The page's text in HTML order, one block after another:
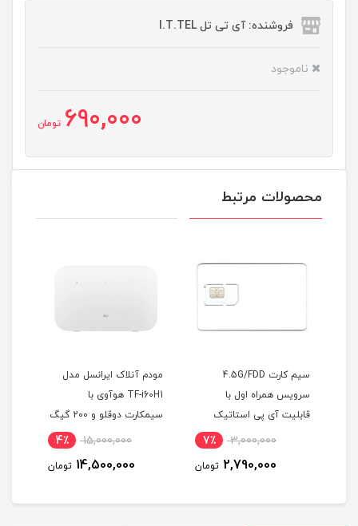
فروشنده: آی تی تل I.T.TEL
ناموجود
690,000 تومان
محصولات مرتبط
سیم کارت 4.5G/FDD
پی استاتیک
مودم آنلاک ایرانسل مدل
سیمکارت دوقلو و 200 گیگ
اینترنت شش ماهه
15,000,000
14,500,000 تومان
سیمکارت مبین نت
آی پی استاتیک 6 ماهه
5,880,000
5,520,000